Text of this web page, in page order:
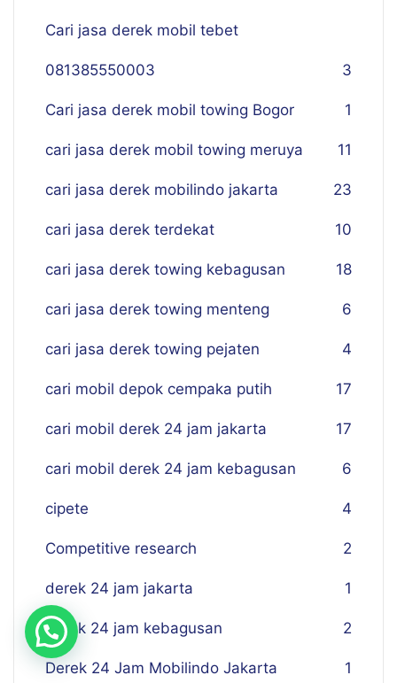
Cari jasa derek mobil tebet
081385550003 3
Cari jasa derek mobil towing Bogor 1
cari jasa derek mobil towing meruya 11
cari jasa derek mobilindo jakarta 23
cari jasa derek terdekat 10
cari jasa derek towing kebagusan 18
cari jasa derek towing menteng 6
cari jasa derek towing pejaten 4
cari mobil depok cempaka putih 17
cari mobil derek 24 jam jakarta 17
cari mobil derek 24 jam kebagusan 6
cipete 4
Competitive research 2
derek 24 jam jakarta 1
derek 24 jam kebagusan 2
Derek 24 Jam Mobilindo Jakarta 1